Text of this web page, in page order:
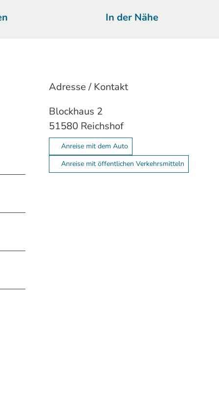
In der Nähe
Adresse / Kontakt
Blockhaus 2
51580 Reichshof
Anreise mit dem Auto
Anreise mit öffentlichen Verkehrsmitteln